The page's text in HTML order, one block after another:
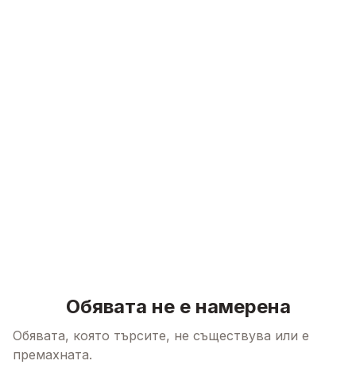
Обявата не е намерена
Обявата, която търсите, не съществува или е
премахната.